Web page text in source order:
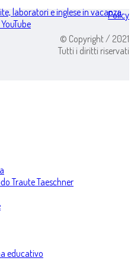
laboratori e inglese in vacanza
Traute Taeschner
educativo
Policy
© Copyright / 2021
Tutti i diritti riservati